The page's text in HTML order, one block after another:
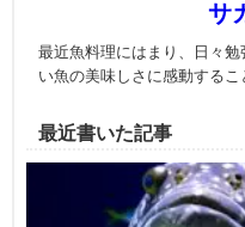
サ
最近魚料理にはまり、日々
い魚の美味しさに感動するこ
最近書いた記事